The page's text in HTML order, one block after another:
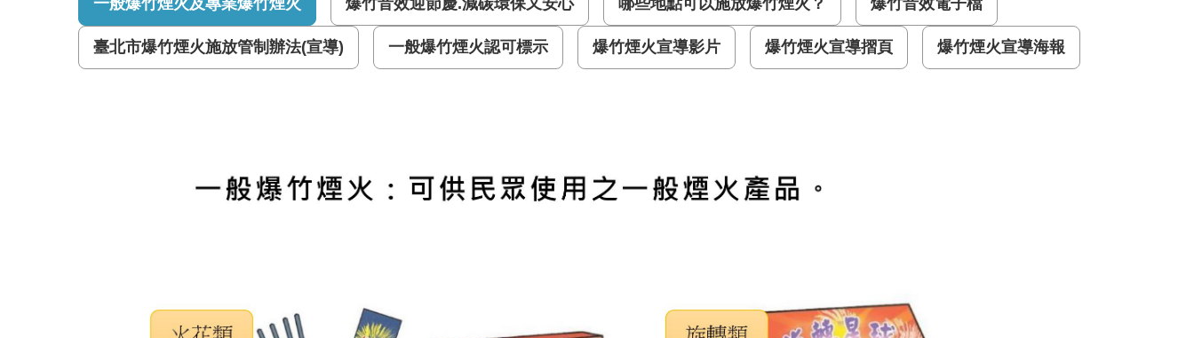
一般爆竹煙火及專業爆竹煙火 爆竹音效迎節慶.減碳環保又安心 哪些地點可以施放爆竹煙火？ 爆竹音效電子檔
臺北市爆竹煙火施放管制辦法(宣導) 一般爆竹煙火認可標示 爆竹煙火宣導影片 爆竹煙火宣導摺頁 爆竹煙火宣導海報